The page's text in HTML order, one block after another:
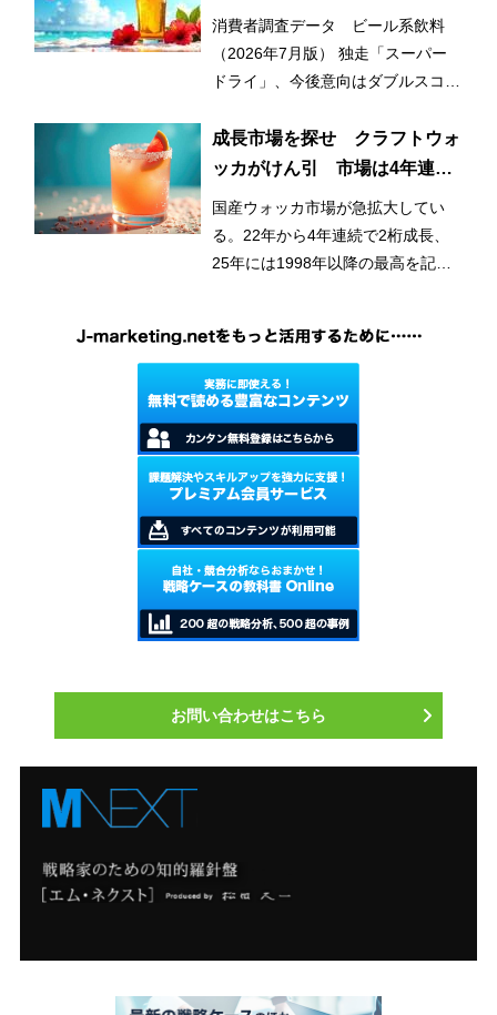
パードライ」、今後意向はダブ
ルスコアに
消費者調査データ ビール系飲料
（2026年7月版） 独走「スーパー
ドライ」、今後意向はダブルスコア
成長市場を探せ クラフトウォ
ッカがけん引 市場は4年連続
2桁成長
国産ウォッカ市場が急拡大してい
る。22年から4年連続で2桁成長、
25年には1998年以降の最高を記録
アルコール市場のなかで、今後も成
ている。
お問い合わせはこちら